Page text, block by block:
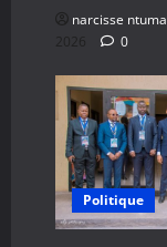
narcisse ntuma
2026
0
Politique